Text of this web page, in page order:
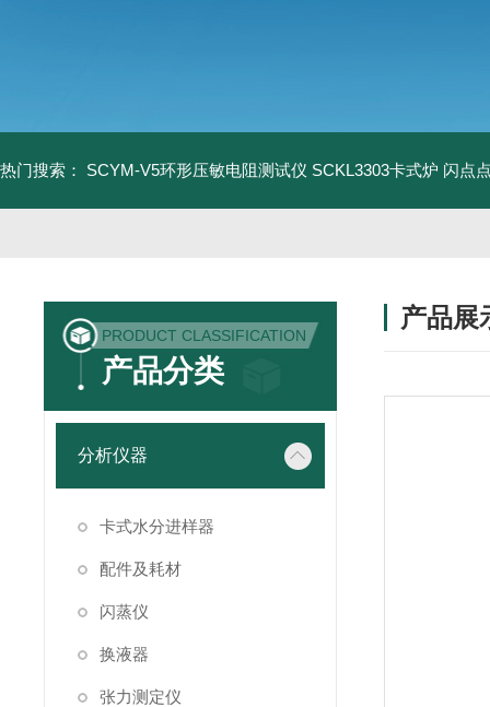
热门搜索： SCYM-V5环形压敏电阻测试仪 SCKL3303卡式炉 闪点
PRODUCT CLASSIFICATION
产品分类
分析仪器
卡式水分进样器
配件及耗材
闪蒸仪
换液器
张力测定仪
产品展